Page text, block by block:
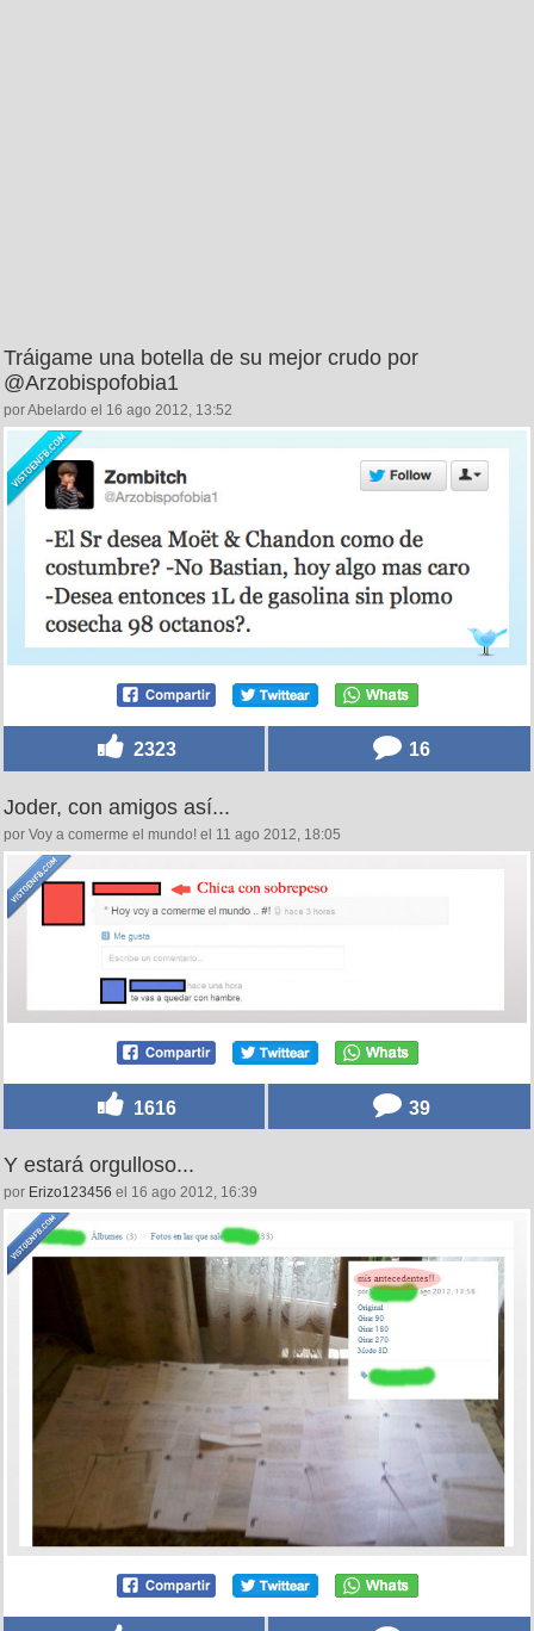
Tráigame una botella de su mejor crudo por
@Arzobispofobia1
por Abelardo el 16 ago 2012, 13:52
2323 16
Joder, con amigos así...
por Voy a comerme el mundo! el 11 ago 2012, 18:05
1616 39
Y estará orgulloso...
por Erizo123456 el 16 ago 2012, 16:39